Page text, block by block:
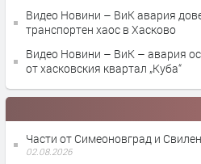
Видео Новини – ВиК авария
транспортен хаос в Хасково
Видео Новини – ВиК – авария
от хасковския квартал „Куба“
Части от Симеоновград и
02.08.2026